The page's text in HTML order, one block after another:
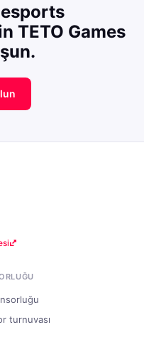
TETO Games
turnuvası